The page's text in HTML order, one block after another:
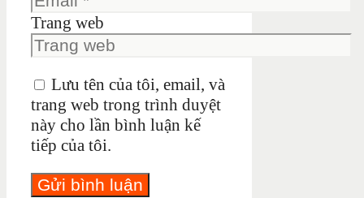
Trang web
Lưu tên của tôi, email, và
trang web trong trình duyệt
này cho lần bình luận kế
tiếp của tôi.